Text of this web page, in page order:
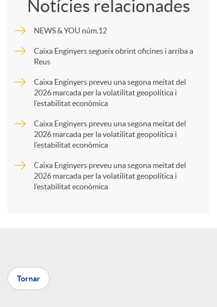
p
a
X
Notícies relacionades
NEWS & YOU núm.12
Caixa Enginyers segueix obrint oficines i arriba a
Reus
Caixa Enginyers preveu una segona meitat del
2026 marcada per la volatilitat geopolítica i
l’estabilitat econòmica
Caixa Enginyers preveu una segona meitat del
2026 marcada per la volatilitat geopolítica i
l’estabilitat econòmica
Caixa Enginyers preveu una segona meitat del
2026 marcada per la volatilitat geopolítica i
l’estabilitat econòmica
Tornar